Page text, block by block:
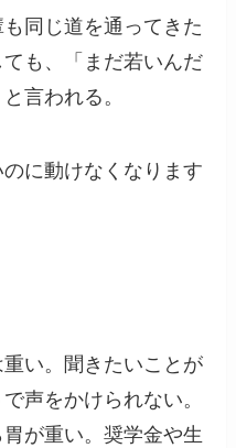
同じ道を通ってきた
も、「まだ若いんだ
言われる。
に動けなくなります
い。聞きたいことが
声をかけられない。
が重い。奨学金や生